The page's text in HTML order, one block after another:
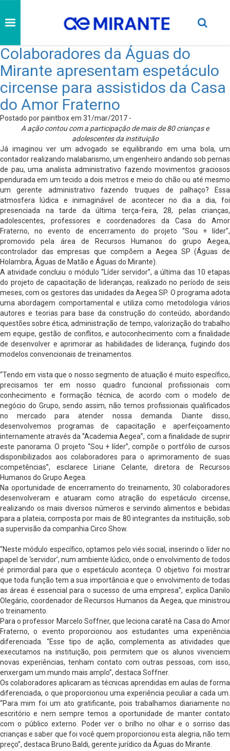
Colaboradores da Águas do
Mirante apresentam espetáculo
circense para assistidos da Casa
do Amor Fraterno
Postado por paintbox em 31/mar/2017 -
A ação contou com a participação de mais de 80 crianças e
adolescentes da instituição
Já imaginou ver um advogado se equilibrando em uma bola, um
contador realizando malabarismo, um engenheiro andando sob pernas
de pau, uma analista administrativo fazendo movimentos graciosos
pendurada em um tecido a dois metros e meio do chão ou até mesmo
um gerente administrativo fazendo truques de palhaço? Essa
atmosfera lúdica e inimaginável de acontecer no dia a dia, foi
presenciada na tarde da última terça-feira, 28, pelas crianças,
adolescentes, professores e coordenadores da Casa do Amor
Fraterno, no evento de encerramento do projeto “Sou + líder”,
promovido pela área de Recursos Humanos do grupo Aegea,
controlador das empresas que compõem a Aegea SP (Águas de
Holambra, Águas de Matão e Águas do Mirante).
A atividade concluiu o módulo “Líder servidor”, a última das 10 etapas
do projeto de capacitação de lideranças, realizado no período de seis
meses, com os gestores das unidades da Aegea SP. O programa adota
uma abordagem comportamental e utiliza como metodologia vários
autores e teorias para base da construção do conteúdo, abordando
questões sobre ética, administração de tempo, valorização do trabalho
em equipe, gestão de conflitos, e autoconhecimento com a finalidade
de desenvolver e aprimorar as habilidades de liderança, fugindo dos
modelos convencionais de treinamentos.
“Tendo em vista que o nosso segmento de atuação é muito específico,
precisamos ter em nosso quadro funcional profissionais com
conhecimento e formação técnica, de acordo com o modelo de
negócio do Grupo, sendo assim, não temos profissionais qualificados
no mercado para atender nossa demanda. Diante disso,
desenvolvemos programas de capacitação e aperfeiçoamento
internamente através da “Academia Aegea”, com a finalidade de suprir
este panorama. O projeto “Sou + líder”, compõe o portfólio de cursos
disponibilizados aos colaboradores para o aprimoramento de suas
competências”, esclarece Liriane Celante, diretora de Recursos
Humanos do Grupo Aegea.
Na oportunidade de encerramento do treinamento, 30 colaboradores
desenvolveram e atuaram como atração do espetáculo circense,
realizando os mais diversos números e servindo alimentos e bebidas
para a plateia, composta por mais de 80 integrantes da instituição, sob
a supervisão da companhia Circo Show.
“Neste módulo específico, optamos pelo viés social, inserindo o líder no
papel de ‘servidor’, num ambiente lúdico, onde o envolvimento de todos
é primordial para que o espetáculo aconteça. O objetivo foi mostrar
que toda função tem a sua importância e que o envolvimento de todas
as áreas é essencial para o sucesso de uma empresa”, explica Danilo
Olegário, coordenador de Recursos Humanos da Aegea, que ministrou
o treinamento.
Para o professor Marcelo Soffner, que leciona caratê na Casa do Amor
Fraterno, o evento proporcionou aos estudantes uma experiência
diferenciada. “Esse tipo de ação, complementa as atividades que
executamos na instituição, pois permitem que os alunos vivenciem
novas experiências, tenham contato com outras pessoas, com isso,
enxergam um mundo mais amplo”, destaca Soffner.
Os colaboradores aplicaram as técnicas aprendidas em aulas de forma
diferenciada, o que proporcionou uma experiência peculiar a cada um.
“Para mim foi um ato gratificante, pois trabalhamos diariamente no
escritório e nem sempre temos a oportunidade de manter contato
com o público externo. Poder ver o brilho no olhar e o sorriso das
crianças e saber que foi você quem proporcionou esta alegria, não tem
preço”, destaca Bruno Baldi, gerente jurídico da Águas do Mirante.